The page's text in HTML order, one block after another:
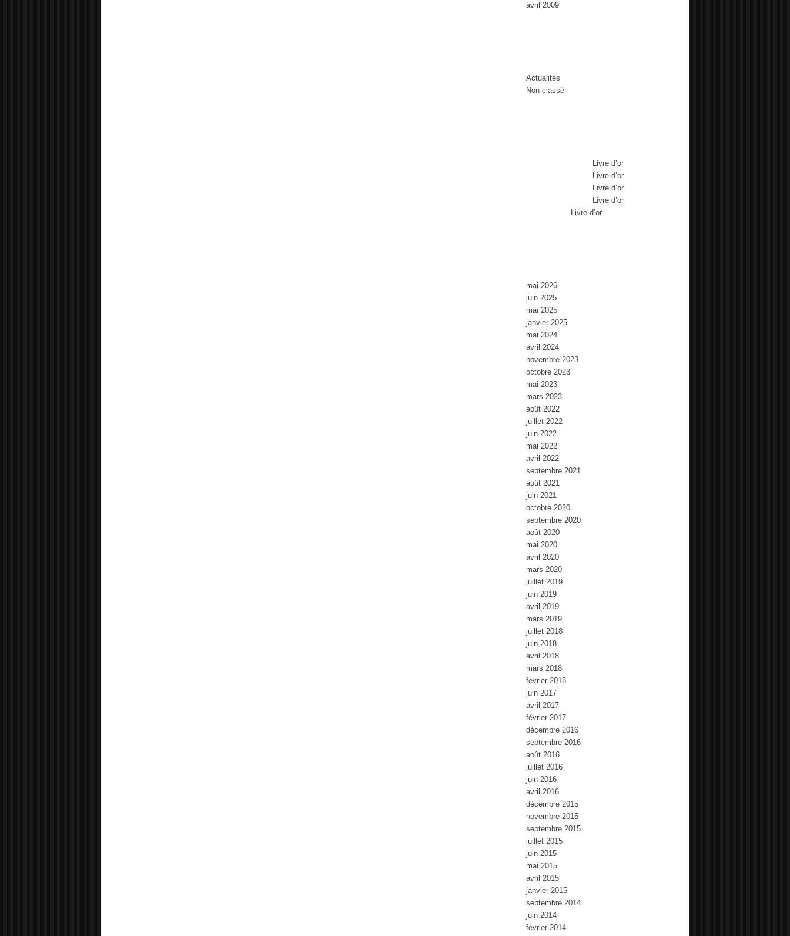
avril 2009
Actualités
Non classé
Livre d’or
Livre d’or
Livre d’or
Livre d’or
Livre d’or
mai 2026
juin 2025
mai 2025
janvier 2025
mai 2024
avril 2024
novembre 2023
octobre 2023
mai 2023
mars 2023
août 2022
juillet 2022
juin 2022
mai 2022
avril 2022
septembre 2021
août 2021
juin 2021
octobre 2020
septembre 2020
août 2020
mai 2020
avril 2020
mars 2020
juillet 2019
juin 2019
avril 2019
mars 2019
juillet 2018
juin 2018
avril 2018
mars 2018
février 2018
juin 2017
avril 2017
février 2017
décembre 2016
septembre 2016
août 2016
juillet 2016
juin 2016
avril 2016
décembre 2015
novembre 2015
septembre 2015
juillet 2015
juin 2015
mai 2015
avril 2015
janvier 2015
septembre 2014
juin 2014
février 2014